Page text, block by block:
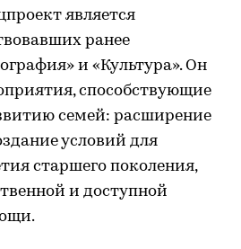
является
ранее
и «Культура». Он
способствующие
семей: расширение
условий для
старшего поколения,
и доступной